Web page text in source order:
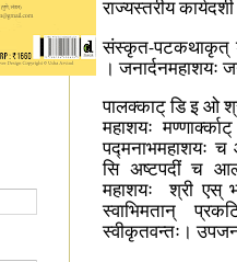
राज्यस्तरीय
संस्कृत-पटकथाकृत्
। जनार्दनमहाशयः
पालक्काट् डि इ ओ
महाशयः
पद्मनाभमहाशयः च
सि अष्टपदीं च
महाशयः श्री एस्
स्वाभिमतान्
स्वीकृतवन्तः।